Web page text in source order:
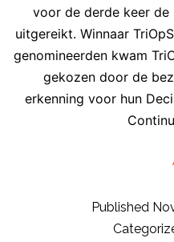
voor de derde keer de
uitgereikt. Winnaar
genomineerden kwam
gekozen door de
erkenning voor hun
Published